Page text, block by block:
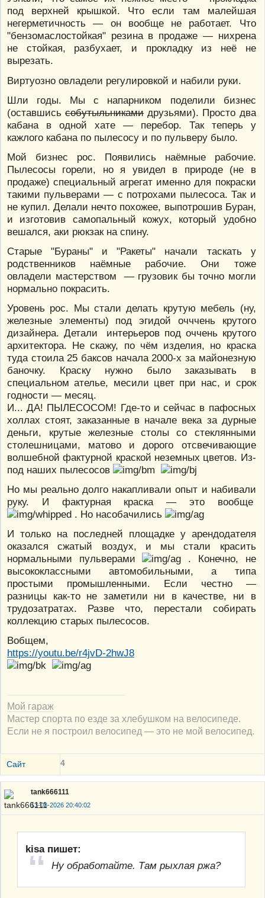
под верхней крышкой. Что если там малейшая
негерметичность — он вообще не работает. Что
"бензомаслостойкая" резина в продаже — нихрена
не стойкая, разбухает, и прокладку из неё не
вырезать.
Виртуозно овладели регулировкой и набили руки.
Шли годы. Мы с напарником поделили бизнес
(оставшисьсобутыльникамидрузьями). Просто два
кабана в одной хате — перебор. Так теперь у
кажлого кабана по пылесосу и по пульверу было.
Мой бизнес рос. Появились наёмные рабочие.
Пылесосы горели, но я увидел в природе (не в
продаже) специальный агрегат именно для покраски
такими пульверами — с потрохами пылесоса. Так и
не купил. Делали нечто похожее, выпотрошив Буран,
и изготовив самопальный кожух, который удобно
вешался, аки рюкзак на спину.
Старые "Бураны" и "Ракеты" начали таскать у
родственников наёмные рабочие. Они тоже
овладели мастерством — грузовик бы точно могли
нормально покрасить.
Уровень рос. Мы стали делать крутую мебель (ну,
железные элементы) под эгидой очччень крутого
дизайнера. Детали интерьеров под оччень крутого
архитектора. Не скажу, по чём изделия, но краска
туда стоила 25 баксов начала 2000-х за майонезную
баночку. Краску нужно было заказывать в
специальном ателье, месили цвет при нас, и срок
годности — месяц.
И... ДА! ПЫЛЕСОСОМ! Где-то и сейчас в пафосных
холлах стоят, заказанные в начале века за дурные
деньги, крутые железные столы со стеклянными
столешницами, матово и дорого отсвечивающие
волшебной фактурной краской неземных цветов. Из-
под наших пылесосов
Но мы реально долго накапливали опыт и набивали
руку. И фактурная краска — это вообще
. Но насобачились
И только на последней площадке у арендодателя
оказался сжатый воздух, и мы стали красить
нормальными пульверами
. Конечно, не
высококлассными автомобильными, а типа
простыми промышленными. Если честно —
разницы как-то не заметили ни в качестве, ни в
трудозатратах. Разве что, перестали собирать
коллекцию старых пылесосов.
Вобщем,
https://youtu.be/r4jvD-2hwJ8
Мой гараж
Мастер спорта по езде за хлебушком на велосипеде.
Если не я построил велосипед — это не мой велосипед.
Сайт 4
tank666111
13-03-2026 20:40:02
kisa пишет:
Ну обработайте. Там рыхлая ржа?